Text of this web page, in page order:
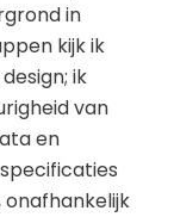
in
kijk ik
ik
van
en